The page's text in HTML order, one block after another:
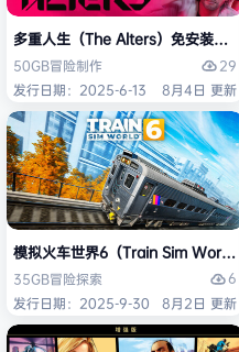
多重人生（The Alters）免安装中文
50GB冒险制作
29
发行日期：2025-6-13
8月4日 更新
模拟火车世界6（Train Sim World
35GB冒险探索
6
发行日期：2025-9-30
8月2日 更新